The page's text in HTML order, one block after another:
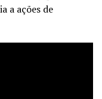
a ações de